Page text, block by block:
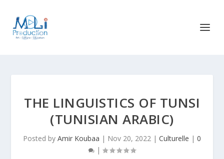
THE LINGUISTICS OF TUNSI
(TUNISIAN ARABIC)
Posted by Amir Koubaa | Nov 20, 2022 | Culturelle | 0
|